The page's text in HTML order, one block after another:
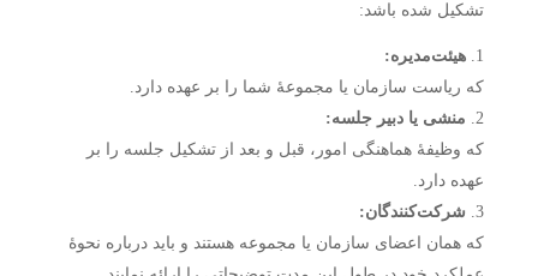
تشکیل شده باشد:
هیئت‌مدیره:
که ریاست سازمان یا مجموعهٔ شما را بر عهده دارد.
منشی یا دبیر جلسه:
که وظیفهٔ هماهنگی امور، قبل و بعد از تشکیل جلسه را بر
عهده دارد.
شرکت‌کنندگان:
که همان اعضای سازمان یا مجموعه هستند و باید درباره نحوهٔ